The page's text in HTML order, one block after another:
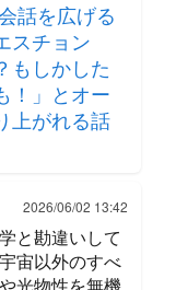
話を広げる
スチョン
もしかした
！」とオー
上がれる話
2026/06/02 13:42
と勘違いして
宙以外のすべ